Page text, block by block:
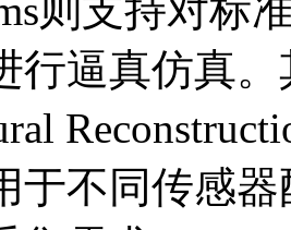
则支持对标
行逼真仿真。
于不同传感